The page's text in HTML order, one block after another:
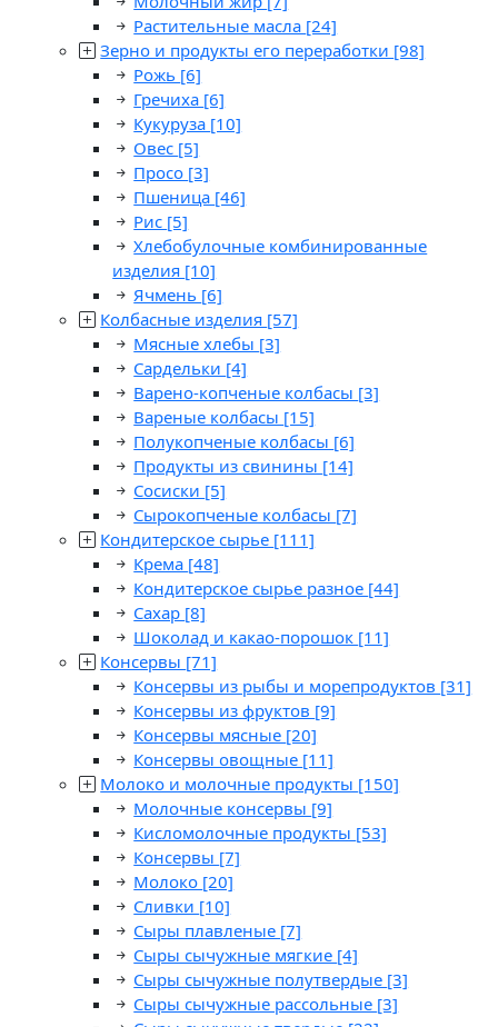
Растительные масла [24]
Зерно и продукты его переработки [98]
Рожь [6]
Гречиха [6]
Кукуруза [10]
Овес [5]
Просо [3]
Пшеница [46]
Рис [5]
Хлебобулочные комбинированные
изделия [10]
Ячмень [6]
Колбасные изделия [57]
Мясные хлебы [3]
Сардельки [4]
Варено-копченые колбасы [3]
Вареные колбасы [15]
Полукопченые колбасы [6]
Продукты из свинины [14]
Сосиски [5]
Сырокопченые колбасы [7]
Кондитерское сырье [111]
Крема [48]
Кондитерское сырье разное [44]
Сахар [8]
Шоколад и какао-порошок [11]
Консервы [71]
Консервы из рыбы и морепродуктов [31]
Консервы из фруктов [9]
Консервы мясные [20]
Консервы овощные [11]
Молоко и молочные продукты [150]
Молочные консервы [9]
Кисломолочные продукты [53]
Консервы [7]
Молоко [20]
Сливки [10]
Сыры плавленые [7]
Сыры сычужные мягкие [4]
Сыры сычужные полутвердые [3]
Сыры сычужные рассольные [3]